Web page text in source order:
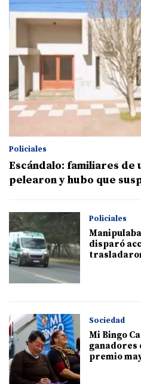
Policiales
Escándalo: familiares de
pelearon y hubo que
Policiales
disparó
Sociedad
Mi Bingo
premio